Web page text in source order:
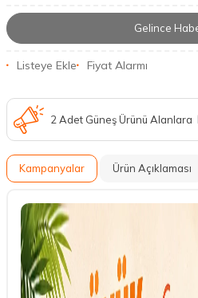
Gelince
Listeye Ekle Fiyat Alarmı
2 Adet Güneş Ürünü Alanlara
Kampanyalar Ürün Açıklaması